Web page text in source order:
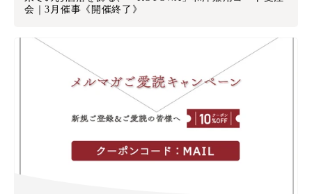
会｜3月催事《開催終了》